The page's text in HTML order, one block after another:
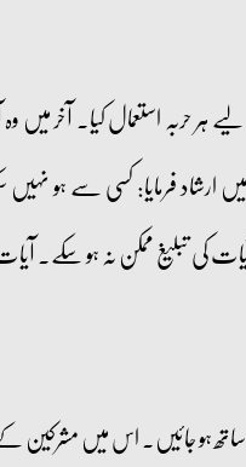
حربہ استعمال کیا۔ آخر
فرمایا: کسی سے ہو
کی تبلیغ ممکن نہ ہو سکے۔
ہو جائیں۔ اس میں مشرکین